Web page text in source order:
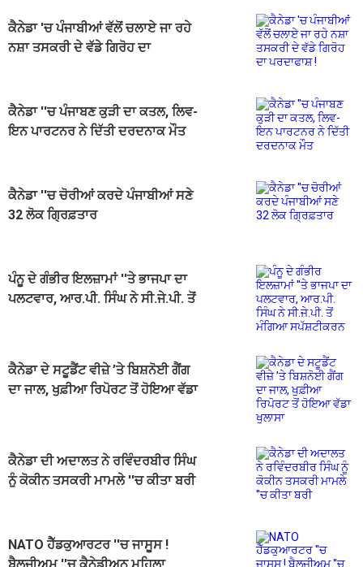
ਕੈਨੇਡਾ 'ਚ ਪੰਜਾਬੀਆਂ ਵੱਲੋਂ ਚਲਾਏ ਜਾ ਰਹੇ
ਨਸ਼ਾ ਤਸਕਰੀ ਦੇ ਵੱਡੇ ਗਿਰੋਹ ਦਾ
ਕੈਨੇਡਾ ''ਚ ਪੰਜਾਬਣ ਕੁੜੀ ਦਾ ਕਤਲ, ਲਿਵ-
ਇਨ ਪਾਰਟਨਰ ਨੇ ਦਿੱਤੀ ਦਰਦਨਾਕ ਮੌਤ
ਕੈਨੇਡਾ ''ਚ ਚੋਰੀਆਂ ਕਰਦੇ ਪੰਜਾਬੀਆਂ ਸਣੇ
32 ਲੋਕ ਗ੍ਰਿਫ਼ਤਾਰ
ਪੰਨੂ ਦੇ ਗੰਭੀਰ ਇਲਜ਼ਾਮਾਂ ''ਤੇ ਭਾਜਪਾ ਦਾ
ਪਲਟਵਾਰ, ਆਰ.ਪੀ. ਸਿੰਘ ਨੇ ਸੀ.ਜੇ.ਪੀ. ਤੋਂ
ਕੈਨੇਡਾ ਦੇ ਸਟੂਡੈਂਟ ਵੀਜ਼ੇ ’ਤੇ ਬਿਸ਼ਨੋਈ ਗੈਂਗ
ਦਾ ਜਾਲ, ਖੁਫ਼ੀਆ ਰਿਪੋਰਟ ਤੋਂ ਹੋਇਆ ਵੱਡਾ
ਕੈਨੇਡਾ ਦੀ ਅਦਾਲਤ ਨੇ ਰਵਿੰਦਰਬੀਰ ਸਿੰਘ
ਨੂੰ ਕੋਕੀਨ ਤਸਕਰੀ ਮਾਮਲੇ ''ਚ ਕੀਤਾ ਬਰੀ
NATO ਹੈੱਡਕੁਆਰਟਰ ''ਚ ਜਾਸੂਸ !